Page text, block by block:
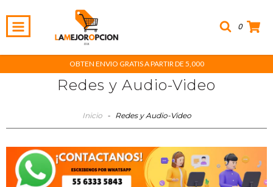
0
OBTEN ENVIO GRATIS A PARTIR DE 5,000
Redes y Audio-Video
Inicio - Redes y Audio-Video